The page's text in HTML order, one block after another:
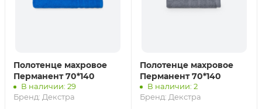
Полотенце махровое
Перманент 70*140
В наличии: 29
Бренд: Декстра
Полотенце махровое
Перманент 70*140
В наличии: 2
Бренд: Декстра